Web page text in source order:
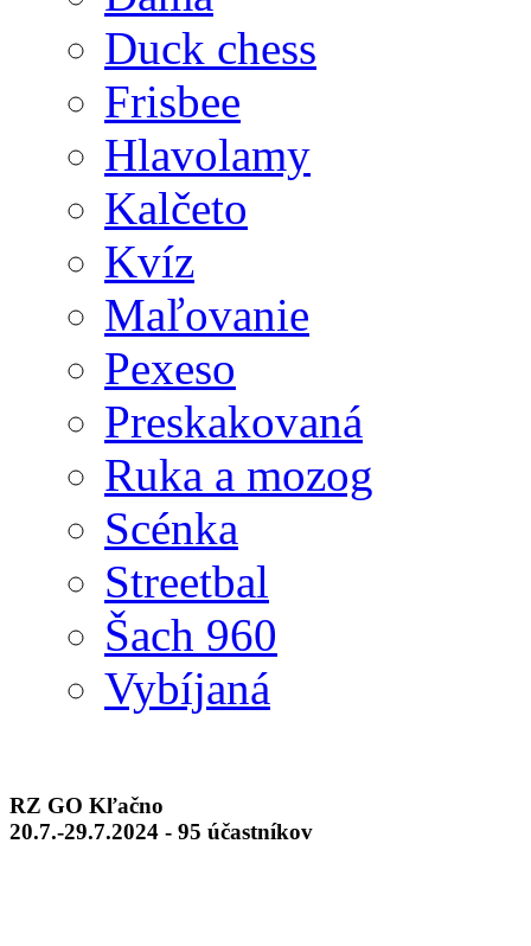
Duck chess
Frisbee
Hlavolamy
Kalčeto
Kvíz
Maľovanie
Pexeso
Preskakovaná
Ruka a mozog
Scénka
Streetbal
Šach 960
Vybíjaná
RZ GO Kľačno
20.7.-29.7.2024 - 95 účastníkov